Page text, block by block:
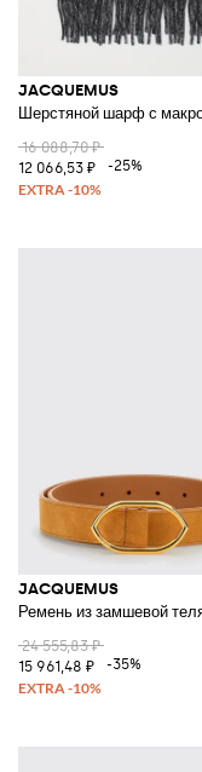
JACQUEMUS
Шерстяной шарф с
16 088,70 ₽
12 066,53 ₽
-25%
JACQUEMUS
Ремень из замшевой
24 555,83 ₽
15 961,48 ₽
-35%